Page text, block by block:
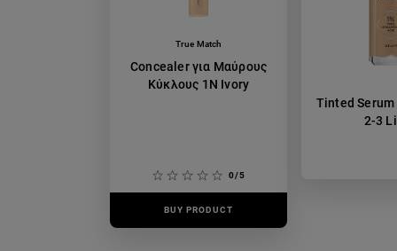
True Match
Concealer για Μαύρους
Κύκλους 1N Ivory
0/5
BUY PRODUCT
Tinted
2-3